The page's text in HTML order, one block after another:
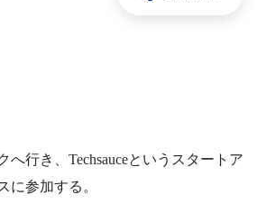
へ行き、Techsauceというスタートア
に参加する。